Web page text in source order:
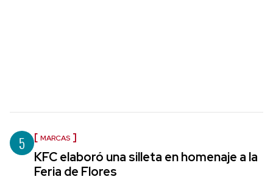
5 MARCAS
KFC elaboró una silleta en homenaje a la
Feria de Flores